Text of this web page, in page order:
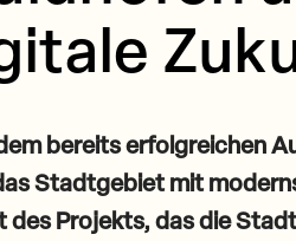
bereits erfolgreichen
Stadtgebiet mit
des Projekts, das die